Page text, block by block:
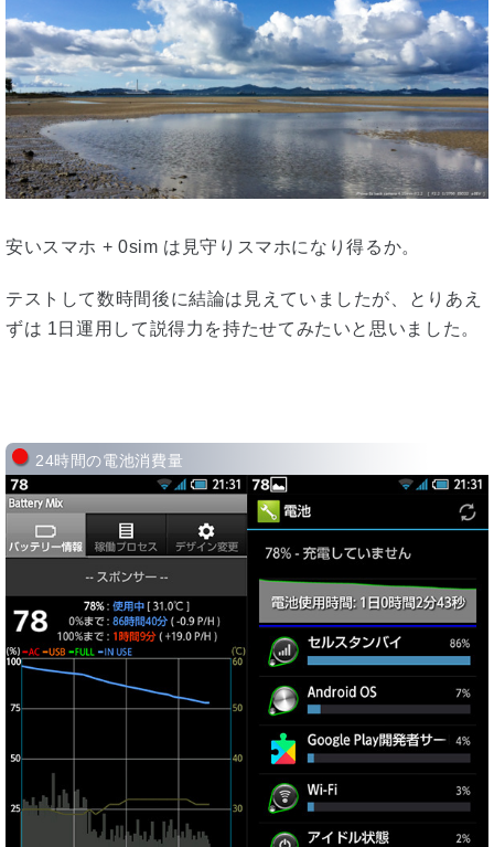
安いスマホ + 0sim は見守りスマホになり得るか。
テストして数時間後に結論は見えていましたが、とりあえ
ずは 1日運用して説得力を持たせてみたいと思いました。
24時間の電池消費量